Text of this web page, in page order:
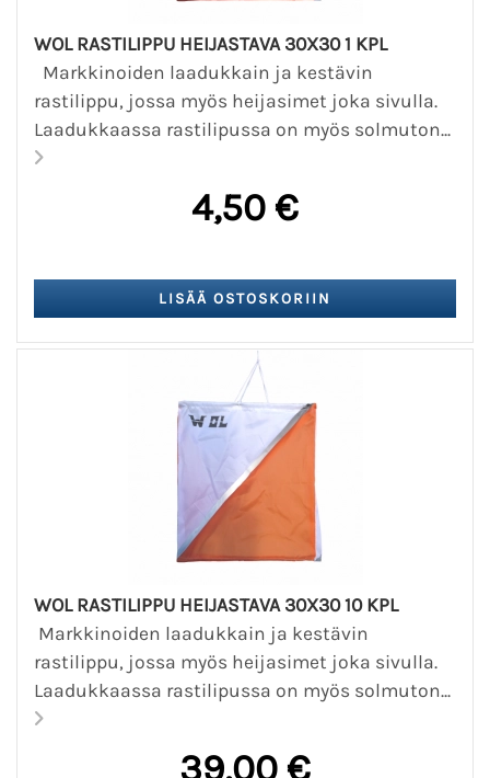
WOL RASTILIPPU HEIJASTAVA 30X30 1 KPL
Markkinoiden laadukkain ja kestävin
rastilippu, jossa myös heijasimet joka sivulla.
Laadukkaassa rastilipussa on myös solmuton...
4,50 €
WOL RASTILIPPU HEIJASTAVA 30X30 10 KPL
Markkinoiden laadukkain ja kestävin
rastilippu, jossa myös heijasimet joka sivulla.
Laadukkaassa rastilipussa on myös solmuton...
39,00 €